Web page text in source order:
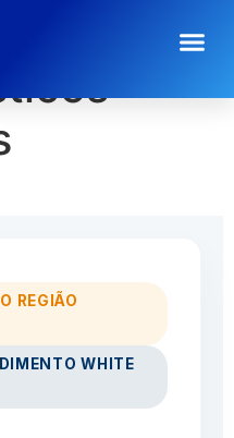
REGIÃO
WHITE